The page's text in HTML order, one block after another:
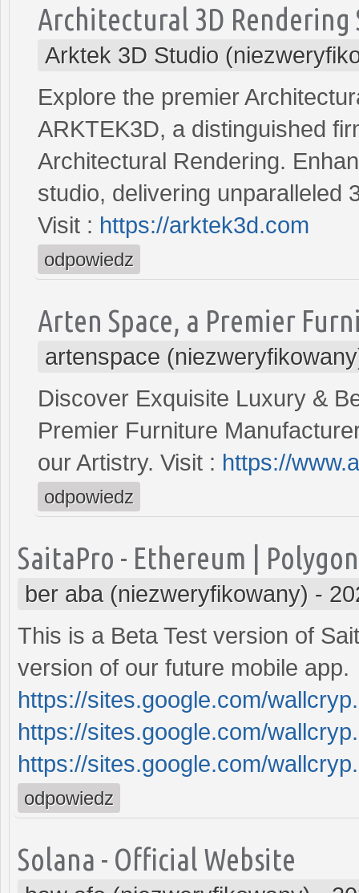
Architectural 3D Rendering
Arktek 3D Studio
Explore the premier
ARKTEK3D, a distinguished
Architectural Rendering.
studio, delivering unparalleled
Visit : https://arktek3d.com
odpowiedz
Arten Space, a Premier
artenspace
Discover Exquisite Luxury &
Premier Furniture
our Artistry. Visit : https://
odpowiedz
SaitaPro - Ethereum |
ber aba (niezweryfikowany) -
This is a Beta Test version of
version of our future mobile app.
https://sites.google.com/
https://sites.google.com/
https://sites.google.com/
odpowiedz
Solana - Official Website